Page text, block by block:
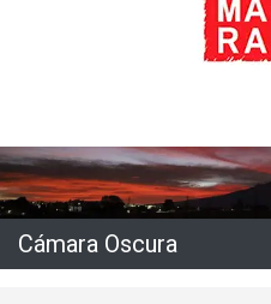
Cámara Oscura